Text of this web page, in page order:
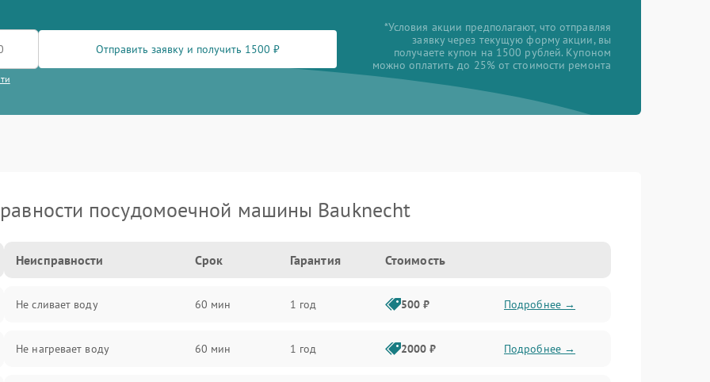
Отправить заявку и получить 1500 ₽
*Условия акции предполагают, что отправляя
заявку через текущую форму акции, вы
получаете купон на 1500 рублей. Купоном
можно оплатить до 25% от стоимости ремонта
посудомоечной машины Bauknecht
Неисправности Срок Гарантия Стоимость
Не сливает воду 60 мин 1 год 500 ₽ Подробнее →
Не нагревает воду 60 мин 1 год 2000 ₽ Подробнее →